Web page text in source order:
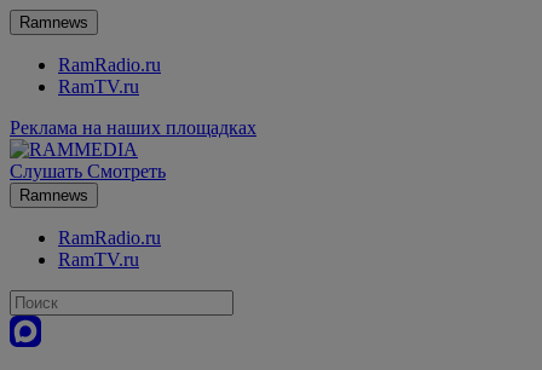
Ramnews
RamRadio.ru
RamTV.ru
Реклама на наших площадках
Слушать Смотреть
Ramnews
RamRadio.ru
RamTV.ru